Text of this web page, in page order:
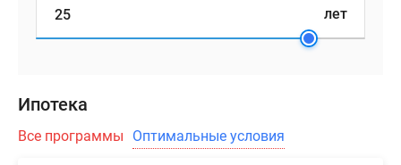
лет
Ипотека
Все программы Оптимальные условия